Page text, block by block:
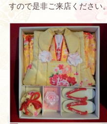
すので是非ご来店ください。